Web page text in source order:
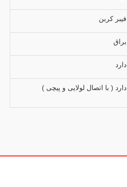
فیبر کربن
براق
دارد
دارد ( با اتصال لولایی و پیچی )